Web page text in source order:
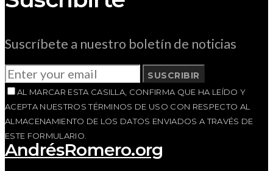
Suscríbete a nuestro boletín de noticias
SUSCRIBIR
AL MARCAR ESTA CASILLA, CONFIRMA QUE HA LEÍDO Y
ACEPTA NUESTROS TÉRMINOS DE USO CON RESPECTO AL
ALMACENAMIENTO DE LOS DATOS ENVIADOS A TRAVÉS DE
ESTE FORMULARIO.
AndrésRomero.org